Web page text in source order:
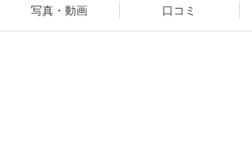
写真・動画 口コミ